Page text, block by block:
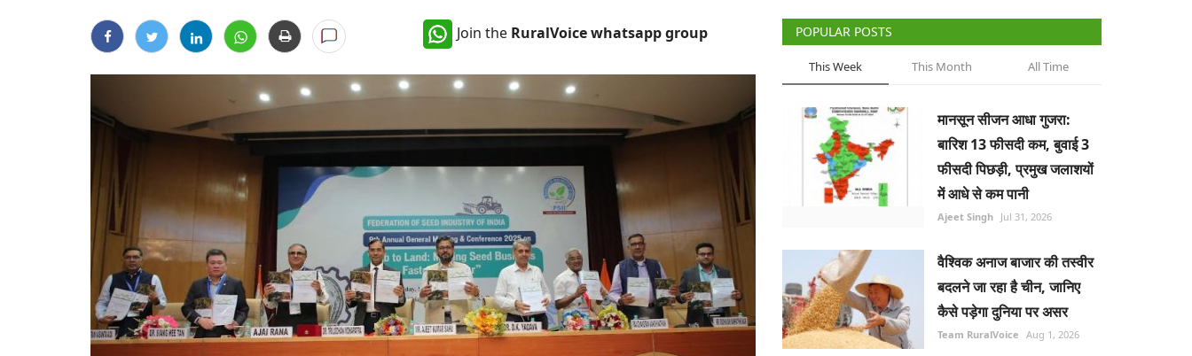
Join the RuralVoice whatsapp group POPULAR POSTS
This Week This Month All Time
मानसून सीजन आधा गुजरा:
बारिश 13 फीसदी कम, बुवाई 3
फीसदी पिछड़ी, प्रमुख जलाशयों
में आधे से कम पानी
Ajeet Singh Jul 31, 2026
वैश्विक अनाज बाजार की तस्वीर
बदलने जा रहा है चीन, जानिए
कैसे पड़ेगा दुनिया पर असर
Team RuralVoice Aug 1, 2026